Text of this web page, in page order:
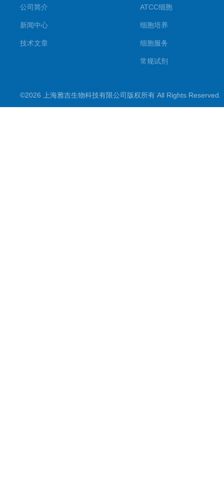
公司简介
新闻中心
技术文章
ATCC细胞
细胞培养
细胞服务
常规试剂
PCR试剂盒
©2026 上海雅吉生物科技有限公司版权所有 All Rights